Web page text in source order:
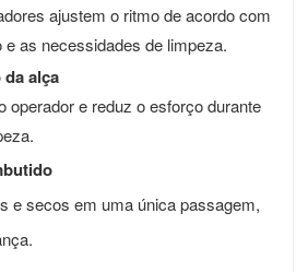
ajustem o ritmo de acordo com
as necessidades de limpeza.
alça
operador e reduz o esforço durante
e secos em uma única passagem,